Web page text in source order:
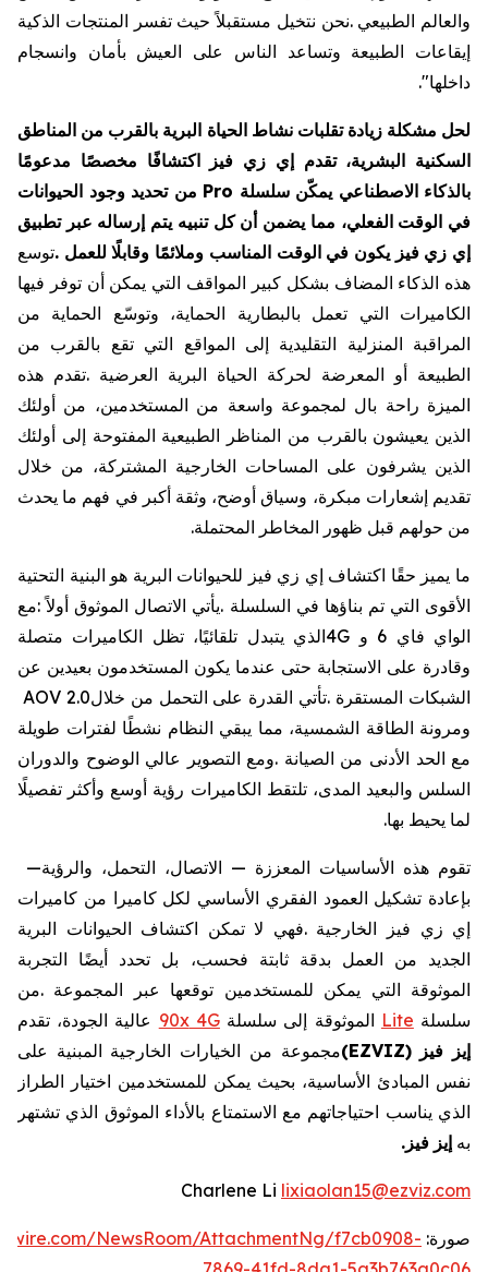
والعالم الطبيعي .نحن نتخيل مستقبلاً حيث تفسر المنتجات الذكية
إيقاعات الطبيعة وتساعد الناس على العيش بأمان وانسجام
داخلها."
لحل مشكلة زيادة تقلبات نشاط الحياة البرية بالقرب من المناطق
السكنية البشرية، تقدم إي زي فيز اكتشافًا مخصصًا مدعومًا
بالذكاء الاصطناعي يمكّن سلسلة Pro من تحديد وجود الحيوانات
في الوقت الفعلي، مما يضمن أن كل تنبيه يتم إرساله عبر تطبيق
إي زي فيز يكون في الوقت المناسب وملائمًا وقابلًا للعمل .توسع
هذه الذكاء المضاف بشكل كبير المواقف التي يمكن أن توفر فيها
الكاميرات التي تعمل بالبطارية الحماية، وتوسّع الحماية من
المراقبة المنزلية التقليدية إلى المواقع التي تقع بالقرب من
الطبيعة أو المعرضة لحركة الحياة البرية العرضية .تقدم هذه
الميزة راحة بال لمجموعة واسعة من المستخدمين، من أولئك
الذين يعيشون بالقرب من المناظر الطبيعية المفتوحة إلى أولئك
الذين يشرفون على المساحات الخارجية المشتركة، من خلال
تقديم إشعارات مبكرة، وسياق أوضح، وثقة أكبر في فهم ما يحدث
من حولهم قبل ظهور المخاطر المحتملة.
ما يميز حقًا اكتشاف إي زي فيز للحيوانات البرية هو البنية التحتية
الأقوى التي تم بناؤها في السلسلة .يأتي الاتصال الموثوق أولاً:مع
الواي فاي 6 و 4Gالذي يتبدل تلقائيًا، تظل الكاميرات متصلة
وقادرة على الاستجابة حتى عندما يكون المستخدمون بعيدين عن
الشبكات المستقرة .تأتي القدرة على التحمل من خلالAOV 2.0
ومرونة الطاقة الشمسية، مما يبقي النظام نشطًا لفترات طويلة
مع الحد الأدنى من الصيانة .ومع التصوير عالي الوضوح والدوران
السلس والبعيد المدى، تلتقط الكاميرات رؤية أوسع وأكثر تفصيلًا
لما يحيط بها.
تقوم هذه الأساسيات المعززة — الاتصال، التحمل، والرؤية—
بإعادة تشكيل العمود الفقري الأساسي لكل كاميرا من كاميرات
إي زي فيز الخارجية .فهي لا تمكن اكتشاف الحيوانات البرية
الجديد من العمل بدقة ثابتة فحسب، بل تحدد أيضًا التجربة
الموثوقة التي يمكن للمستخدمين توقعها عبر المجموعة .من
سلسلة Lite الموثوقة إلى سلسلة 90x4G عالية الجودة، تقدم
إيز فيز (EZVIZ) مجموعة من الخيارات الخارجية المبنية على
نفس المبادئ الأساسية، بحيث يمكن للمستخدمين اختيار الطراز
الذي يناسب احتياجاتهم مع الاستمتاع بالأداء الموثوق الذي تشتهر
به إيز فيز .
Charlene Li lixiaolan15@ezviz.com
صورة: NewsRoom/AttachmentNg/f7cb0908-